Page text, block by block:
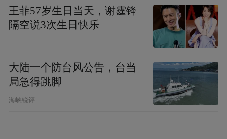
据了解，以“庆丰收、感党恩”为主题的第四
届中国农民丰收节金秋消费季在北京启动，
现场观众与长江经济带的浙江象山、江苏丰
王菲57岁生日当天，谢霆锋
隔空说3次生日快乐
大陆一个防台风公告，台当
局急得跳脚
海峡锐评